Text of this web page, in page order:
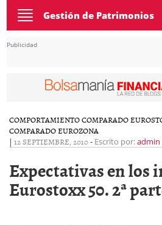
Toggle
navigation
Gestión de Patrimonios
Publicidad
COMPORTAMIENTO COMPARADO
COMPARADO EUROZONA
| 12 SEPTIEMBRE, 2010- Escrito por:admin
Expectativas en los
Eurostoxx 50. 2ª